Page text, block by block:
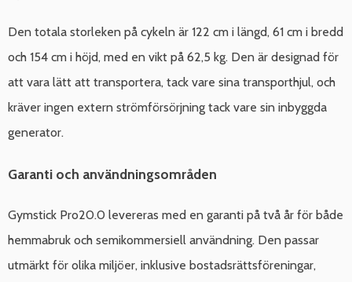
Den totala storleken på cykeln är 122 cm i längd, 61 cm i bredd
och 154 cm i höjd, med en vikt på 62,5 kg. Den är designad för
att vara lätt att transportera, tack vare sina transporthjul, och
kräver ingen extern strömförsörjning tack vare sin inbyggda
generator.
Garanti och användningsområden
Gymstick Pro20.0 levereras med en garanti på två år för både
hemmabruk och semikommersiell användning. Den passar
utmärkt för olika miljöer, inklusive bostadsrättsföreningar,